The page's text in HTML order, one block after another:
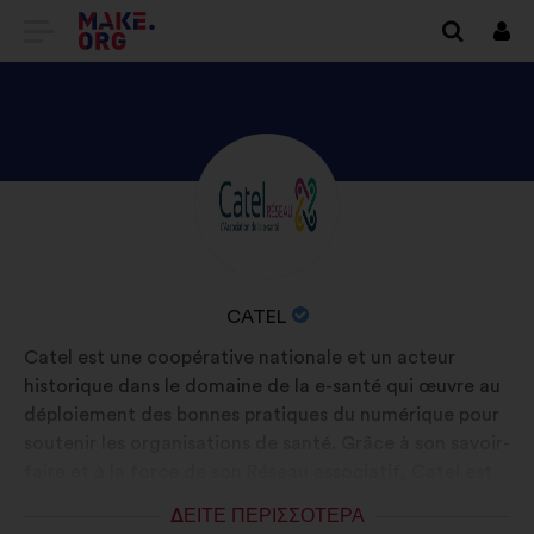
ΜΕΤΆΒΑΣΗ
ΣΕΛΊΔΑ
ΑΝΑΚΑΛΎΨΤΕ
ΤΟ
ΤΟΥ/
ΤΗΣ
CATEL
ΟΝΟΜΑΣΊΑ
ΟΡΓΆΝΩΣΗΣ:
CATEL
Βιογραφικό
σημείωμα:
Catel est une coopérative nationale et un acteur
historique dans le domaine de la e-santé qui œuvre au
déploiement des bonnes pratiques du numérique pour
ΔΕΊΤΕ ΠΕΡΙΣΣΌΤΕΡΑ